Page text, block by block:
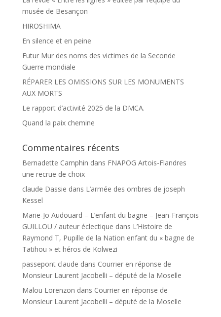
musée de Besançon
HIROSHIMA
En silence et en peine
Futur Mur des noms des victimes de la Seconde
Guerre mondiale
RÉPARER LES OMISSIONS SUR LES MONUMENTS
AUX MORTS
Le rapport d’activité 2025 de la DMCA.
Quand la paix chemine
Commentaires récents
Bernadette Camphin dans FNAPOG Artois-Flandres
une recrue de choix
claude Dassie dans L’armée des ombres de joseph
Kessel
Marie-Jo Audouard – L’enfant du bagne – Jean-François
GUILLOU / auteur éclectique dans L’Histoire de
Raymond T, Pupille de la Nation enfant du « bagne de
Tatihou » et héros de Kolwezi
passepont claude dans Courrier en réponse de
Monsieur Laurent Jacobelli – député de la Moselle
Malou Lorenzon dans Courrier en réponse de
Monsieur Laurent Jacobelli – député de la Moselle